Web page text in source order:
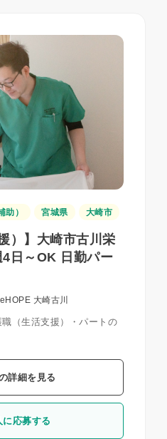
） 宮城県 大崎市
）】大崎市古川栄
日～OK 日勤パー
大崎古川
（生活支援）・パートの
詳細を見る
に応募する